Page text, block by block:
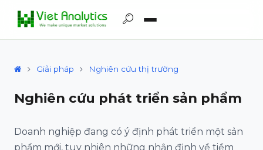
Giải pháp Nghiên cứu thị trường
Nghiên cứu phát triển sản phẩm
Doanh nghiệp đang có ý định phát triển một sản
phẩm mới, tuy nhiên những nhận định về tiềm